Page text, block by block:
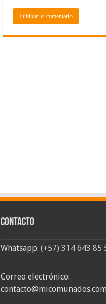
Contacto
Whatsapp: (+57) 314 643 85
Correo electrónico: